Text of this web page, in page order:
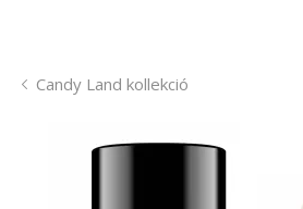
Candy Land kollekció